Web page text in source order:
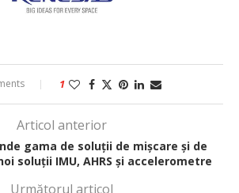
1
Articol anterior
gama de soluții de mișcare și de
soluții IMU, AHRS și accelerometre
Următorul articol